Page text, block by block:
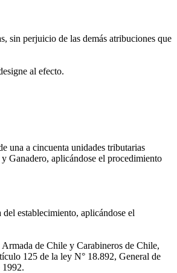
sin perjuicio de las demás atribuciones que
al efecto.
una a cincuenta unidades tributarias
Ganadero, aplicándose el procedimiento
establecimiento, aplicándose el
de Chile y Carabineros de Chile,
125 de la ley N° 18.892, General de
1992.